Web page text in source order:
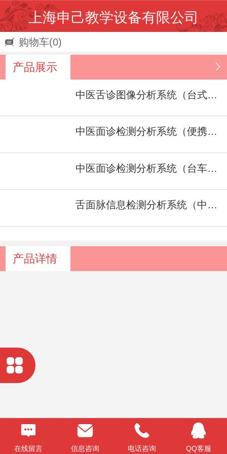
上海申己教学设备有限公司
购物车(0)
产品展示
中医舌诊图像分析系统（台式车） 型号：SJ/ZJ-１A
中医面诊检测分析系统（便携式）型号：SJ/ZJ-II
中医面诊检测分析系统（台车式） 型号：SJ/ZJ-II
舌面脉信息检测分析系统（中医四诊仪）型号：SJ/ZJ-I
产品详情
在线留言 信息咨询 电话咨询 QQ客服